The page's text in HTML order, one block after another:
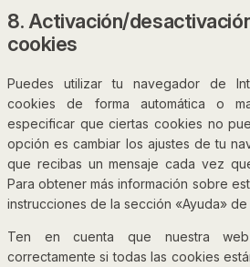
8. Activación/
cookies
Puedes utilizar tu navegador de
cookies de forma automática o
especificar que ciertas cookies no
opción es cambiar los ajustes de tu
que recibas un mensaje cada vez
Para obtener más información sobre
instrucciones de la sección «Ayuda»
Ten en cuenta que nuestra
correctamente si todas las cookies